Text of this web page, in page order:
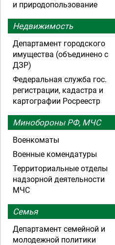
и природопользование
Недвижимость
Департамент городского
имущества (объединено с
ДЗР)
Федеральная служба гос.
регистрации, кадастра и
картографии Росреестр
Минобороны РФ, МЧС
Военкоматы
Военные комендатуры
Территориальные отделы
надзорной деятельности
МЧС
Семья
Департамент семейной и
молодежной политики